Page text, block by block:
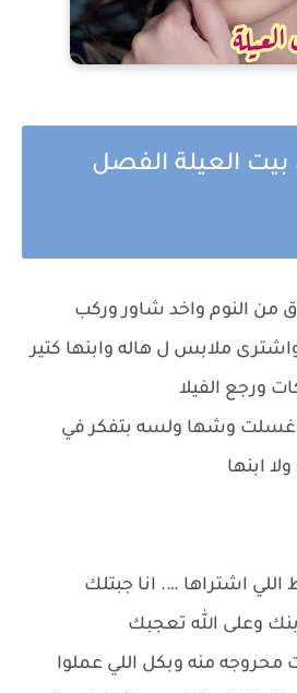
بيت العيلة الفصل
من النوم واخد شاور وركب
ملابس ل هاله وابنها كتير
ورجع الفيلا
وشها ولسه بتفكر في
ابنها
اشتراها …. انا جبتلك
وعلى الله تعجبك
منه وبكل اللي عملوا